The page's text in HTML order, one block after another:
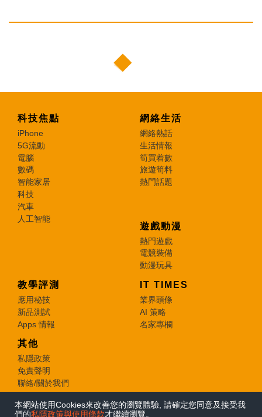
本網站使用Cookies來改善您的瀏覽體驗, 請確定您同意及接受我
們的私隱政策與使用條款才繼續瀏覽。
科技焦點
iPhone
5G流動
電腦
數碼
智能家居
科技
汽車
人工智能
網絡生活
網絡熱話
生活情報
筍買着數
旅遊筍料
熱門話題
遊戲動漫
熱門遊戲
電競裝備
動漫玩具
教學評測
應用秘技
新品測試
Apps 情報
IT TIMES
業界頭條
AI 策略
名家專欄
其他
私隱政策
免責聲明
聯絡/關於我們
© 2026 e-zone. All Rights Reserved.